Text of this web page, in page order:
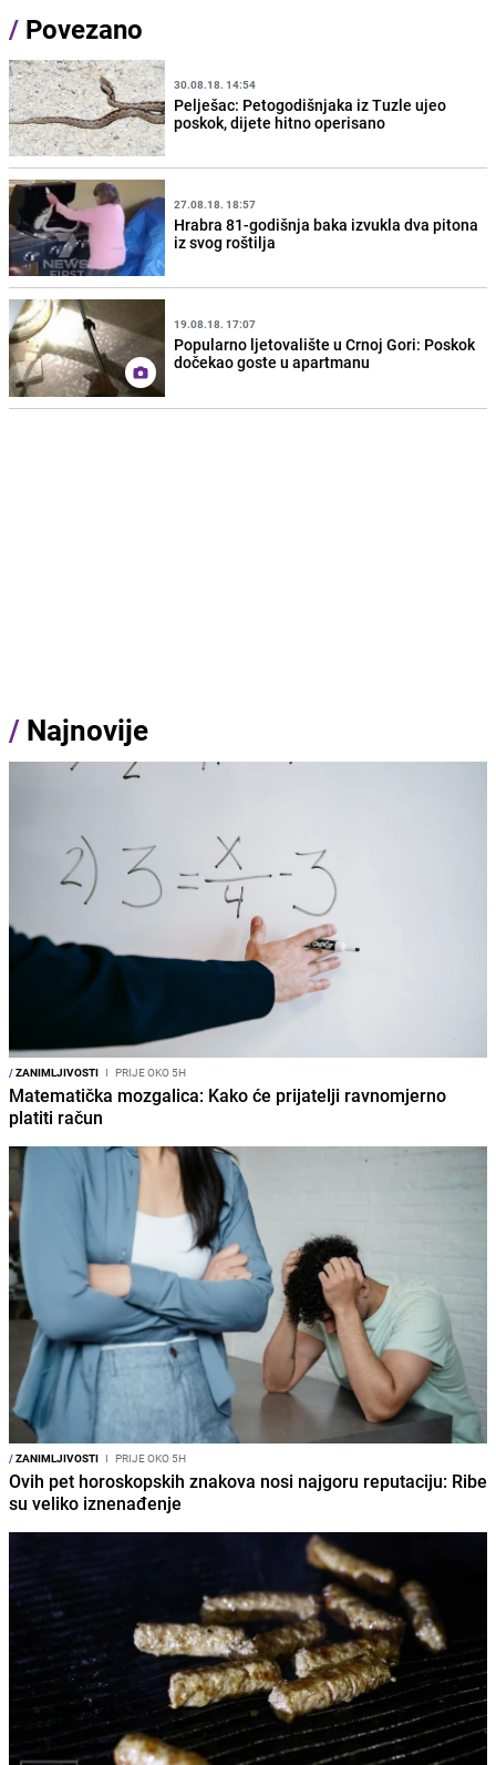
/ Povezano
30.08.18. 14:54
Pelješac: Petogodišnjaka iz Tuzle ujeo
poskok, dijete hitno operisano
27.08.18. 18:57
Hrabra 81-godišnja baka izvukla dva pitona
iz svog roštilja
19.08.18. 17:07
Popularno ljetovalište u Crnoj Gori: Poskok
dočekao goste u apartmanu
/ Najnovije
/ZANIMLJIVOSTI I PRIJE OKO 5H
Matematička mozgalica: Kako će prijatelji ravnomjerno
platiti račun
/ZANIMLJIVOSTI I PRIJE OKO 5H
Ovih pet horoskopskih znakova nosi najgoru reputaciju: Ribe
su veliko iznenađenje